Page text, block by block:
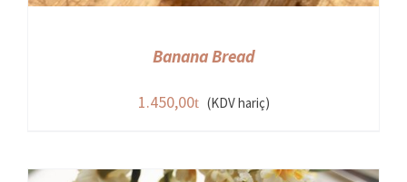
Banana Bread
1.450,00 (KDV hariç)